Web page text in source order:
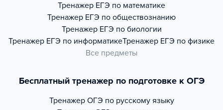
Тренажер ЕГЭ по математике
Тренажер ЕГЭ по обществознанию
Тренажер ЕГЭ по биологии
Тренажер ЕГЭ по информатикеТренажер ЕГЭ по физике
Все предметы
Бесплатный тренажер по подготовке к ОГЭ
Тренажер ОГЭ по русскому языку